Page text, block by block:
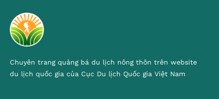
Chuyên trang quảng bá du lịch nông thôn trên website
du lịch quốc gia của Cục Du lịch Quốc gia Việt Nam